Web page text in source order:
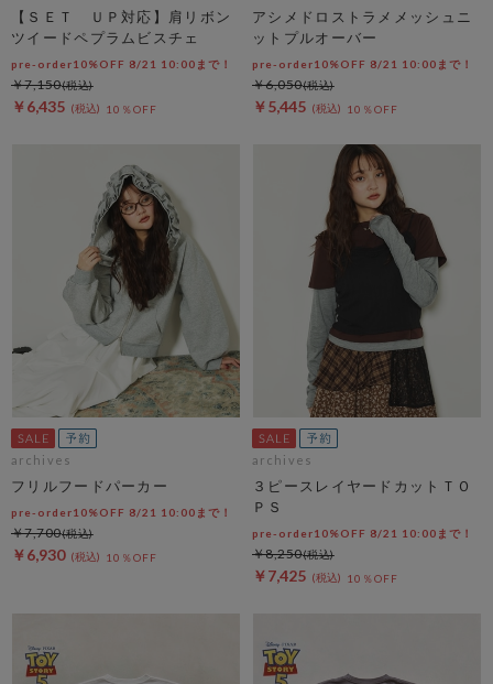
【ＳＥＴ ＵＰ対応】肩リボン
ツイードペプラムビスチェ
pre-order10%OFF 8/21 10:00まで！
￥6,435 10％OFF
￥7,150
アシメドロストラメメッシュニ
ットプルオーバー
pre-order10%OFF 8/21 10:00まで！
￥5,445 10％OFF
￥6,050
archives
フリルフードパーカー
pre-order10%OFF 8/21 10:00まで！
￥6,930 10％OFF
￥7,700
archives
３ピースレイヤードカットＴＯ
ＰＳ
pre-order10%OFF 8/21 10:00まで！
￥7,425 10％OFF
￥8,250